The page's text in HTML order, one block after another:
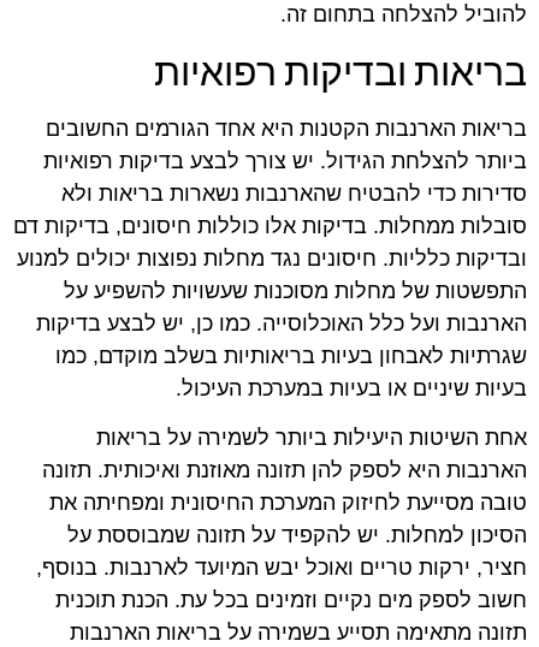
להוביל להצלחה בתחום זה.
בריאות ובדיקות רפואיות
בריאות הארנבות הקטנות היא אחד הגורמים החשובים
ביותר להצלחת הגידול. יש צורך לבצע בדיקות רפואיות
סדירות כדי להבטיח שהארנבות נשארות בריאות ולא
סובלות ממחלות. בדיקות אלו כוללות חיסונים, בדיקות דם
ובדיקות כלליות. חיסונים נגד מחלות נפוצות יכולים למנוע
התפשטות של מחלות מסוכנות שעשויות להשפיע על
הארנבות ועל כלל האוכלוסייה. כמו כן, יש לבצע בדיקות
שגרתיות לאבחון בעיות בריאותיות בשלב מוקדם, כמו
בעיות שיניים או בעיות במערכת העיכול.
אחת השיטות היעילות ביותר לשמירה על בריאות
הארנבות היא לספק להן תזונה מאוזנת ואיכותית. תזונה
טובה מסייעת לחיזוק המערכת החיסונית ומפחיתה את
הסיכון למחלות. יש להקפיד על תזונה שמבוססת על
חציר, ירקות טריים ואוכל יבש המיועד לארנבות. בנוסף,
חשוב לספק מים נקיים וזמינים בכל עת. הכנת תוכנית
תזונה מתאימה תסייע בשמירה על בריאות הארנבות